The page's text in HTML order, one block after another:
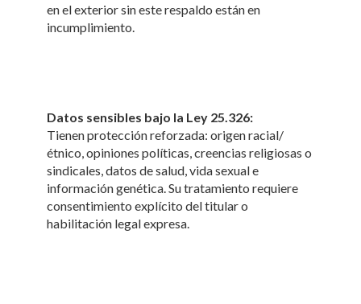
en el exterior sin este respaldo están en
incumplimiento.
Datos sensibles bajo la Ley 25.326:
Tienen protección reforzada: origen racial/
étnico, opiniones políticas, creencias religiosas o
sindicales, datos de salud, vida sexual e
información genética. Su tratamiento requiere
consentimiento explícito del titular o
habilitación legal expresa.